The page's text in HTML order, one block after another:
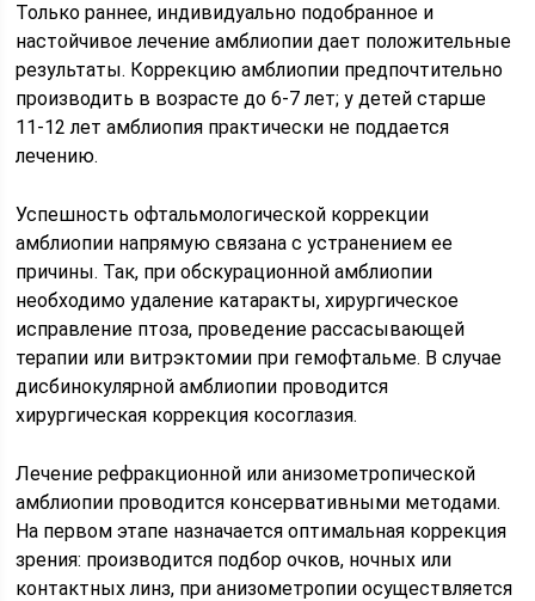
Только раннее, индивидуально подобранное и
настойчивое лечение амблиопии дает положительные
результаты. Коррекцию амблиопии предпочтительно
производить в возрасте до 6-7 лет; у детей старше
11-12 лет амблиопия практически не поддается
лечению.
Успешность офтальмологической коррекции
амблиопии напрямую связана с устранением ее
причины. Так, при обскурационной амблиопии
необходимо удаление катаракты, хирургическое
исправление птоза, проведение рассасывающей
терапии или витрэктомии при гемофтальме. В случае
дисбинокулярной амблиопии проводится
хирургическая коррекция косоглазия.
Лечение рефракционной или анизометропической
амблиопии проводится консервативными методами.
На первом этапе назначается оптимальная коррекция
зрения: производится подбор очков, ночных или
контактных линз, при анизометропии осуществляется